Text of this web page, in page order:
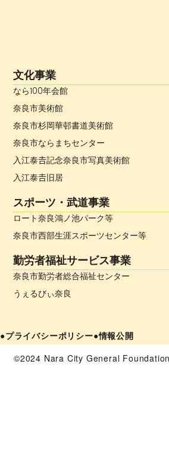
文化事業
なら100年会館
奈良市美術館
奈良市杉岡華邨書道美術館
奈良市ならまちセンター
入江泰𠮷記念奈良市写真美術館
入江泰𠮷旧居
スポーツ・武道事業
ロート奈良鴻ノ池パーク等
奈良市西部生涯スポーツセンター等
勤労者福祉サービス事業
奈良市勤労者総合福祉センター
うぇるびぃ奈良
●プライバシーポリシー●情報公開
©2024 Nara City General